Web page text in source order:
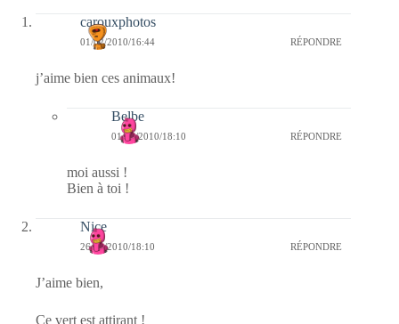
carouxphotos
01/02/2010/16:44 RÉPONDRE
j’aime bien ces animaux!
Belbe
01/02/2010/18:10 RÉPONDRE
moi aussi !
Bien à toi !
Nice
26/01/2010/18:10 RÉPONDRE
J’aime bien,
Ce vert est attirant !